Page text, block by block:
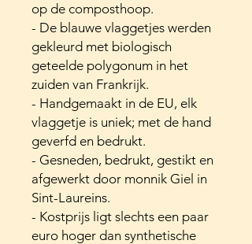
op de composthoop.
- De blauwe vlaggetjes werden
gekleurd met biologisch
geteelde polygonum in het
zuiden van Frankrijk.
- Handgemaakt in de EU, elk
vlaggetje is uniek; met de hand
geverfd en bedrukt.
- Gesneden, bedrukt, gestikt en
afgewerkt door monnik Giel in
Sint-Laureins.
- Kostprijs ligt slechts een paar
euro hoger dan synthetische